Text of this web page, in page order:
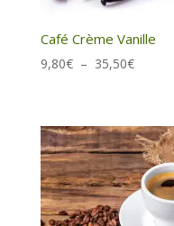
Café Crème Vanille
9,80€ – 35,50€Plage
9,80€
à
35,50€